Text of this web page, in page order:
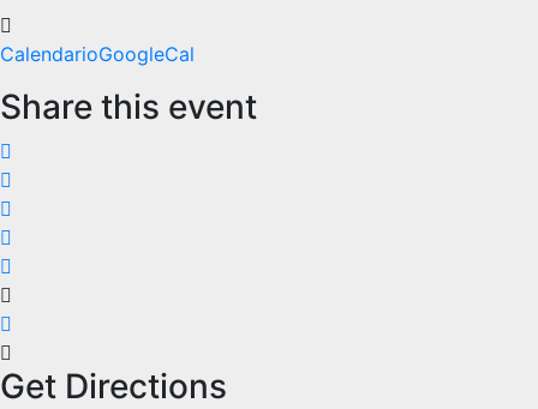
CalendarioGoogleCal
Share this event
Get Directions